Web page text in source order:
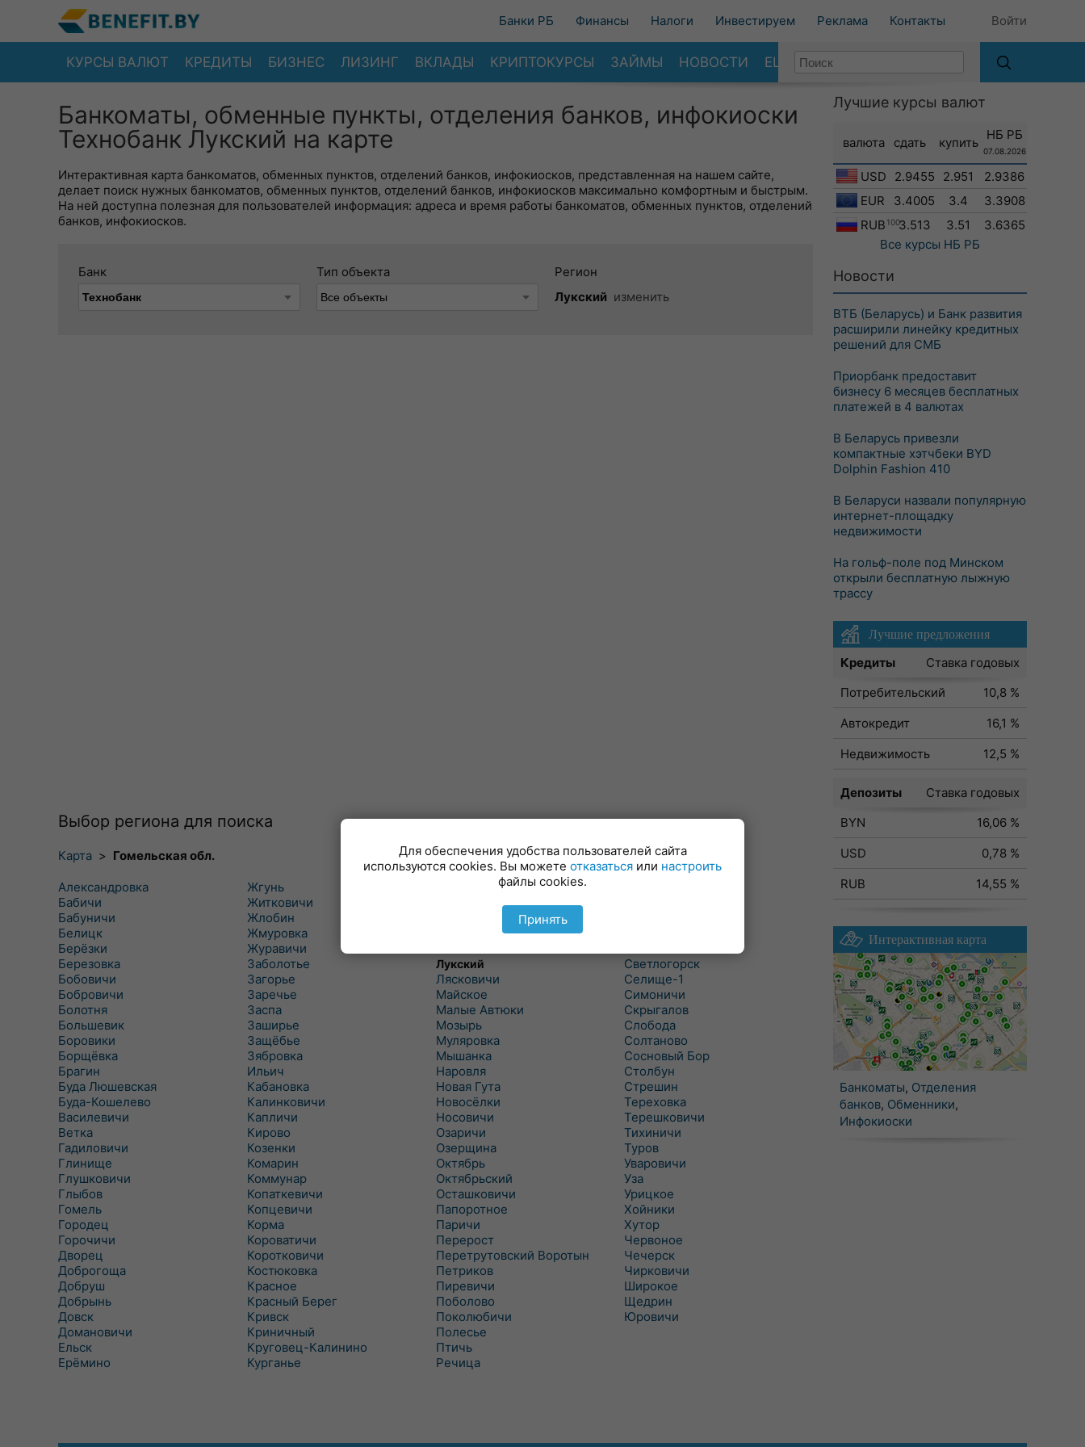
Банки РБ Финансы Налоги Инвестируем Реклама Контакты Войти
КУРСЫ ВАЛЮТ КРЕДИТЫ БИЗНЕС ЛИЗИНГ ВКЛАДЫ КРИПТОКУРСЫ ЗАЙМЫ НОВОСТИ ЕЩЕ
Банкоматы, обменные пункты, отделения банков, инфокиоски
Технобанк Лукский на карте
Интерактивная карта банкоматов, обменных пунктов, отделений банков, инфокиосков, представленная на нашем сайте,
делает поиск нужных банкоматов, обменных пунктов, отделений банков, инфокиосков максимально комфортным и быстрым.
На ней доступна полезная для пользователей информация: адреса и время работы банкоматов, обменных пунктов, отделений
банков, инфокиосков.
Банк Тип объекта
Регион
Лукский изменить
Выбор региона для поиска
Карта > Гомельская обл.
Александровка
Бабичи
Бабуничи
Белицк
Берёзки
Березовка
Бобовичи
Бобровичи
Болотня
Большевик
Боровики
Борщёвка
Брагин
Буда Люшевская
Буда-Кошелево
Василевичи
Ветка
Гадиловичи
Глинище
Глушковичи
Глыбов
Гомель
Городец
Горочичи
Дворец
Доброгоща
Добруш
Добрынь
Довск
Домановичи
Ельск
Ерёмино
Жгунь
Житковичи
Жлобин
Жмуровка
Журавичи
Заболотье
Загорье
Заречье
Заспа
Заширье
Защёбье
Зябровка
Ильич
Кабановка
Калинковичи
Капличи
Кирово
Козенки
Комарин
Коммунар
Копаткевичи
Копцевичи
Корма
Короватичи
Коротковичи
Костюковка
Красное
Красный Берег
Кривск
Криничный
Круговец-Калинино
Курганье
Лукский
Лясковичи
Майское
Малые Автюки
Мозырь
Муляровка
Мышанка
Наровля
Новая Гута
Новосёлки
Носовичи
Озаричи
Озерщина
Октябрь
Октябрьский
Осташковичи
Папоротное
Паричи
Перерост
Перетрутовский Воротын
Петриков
Пиревичи
Поболово
Поколюбичи
Полесье
Птичь
Речица
Светлогорск
Селище-1
Симоничи
Скрыгалов
Слобода
Солтаново
Сосновый Бор
Столбун
Стрешин
Тереховка
Терешковичи
Тихиничи
Туров
Уваровичи
Уза
Урицкое
Хойники
Хутор
Червоное
Чечерск
Чирковичи
Широкое
Щедрин
Юровичи
Лучшие курсы валют
валюта сдать купить
НБ РБ
07.08.2026
USD 2.9455 2.951
2.9386
EUR
3.4005 3.4
3.3908
RUB 1003.513 3.51
3.6365
Все курсы НБ РБ
Новости
ВТБ (Беларусь) и Банк развития
расширили линейку кредитных
решений для СМБ
Приорбанк предоставит
бизнесу 6 месяцев бесплатных
платежей в 4 валютах
В Беларусь привезли
компактные хэтчбеки BYD
Dolphin Fashion 410
В Беларуси назвали популярную
интернет-площадку
недвижимости
На гольф-поле под Минском
открыли бесплатную лыжную
трассу
Лучшие предложения
Кредиты
Ставка годовых
Потребительский
10,8 %
Автокредит
16,1 %
Недвижимость
12,5 %
Депозиты
Ставка годовых
BYN
16,06 %
USD
0,78 %
RUB
14,55 %
Интерактивная карта
Банкоматы, Отделения
банков, Обменники,
Инфокиоски
Для обеспечения удобства пользователей сайта
используются cookies. Вы можете отказаться или настроить
файлы cookies.
Принять